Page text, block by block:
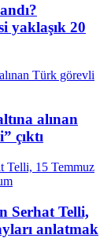
yaklaşık 20
alınan
çıktı
Serhat Telli,
anlatmak